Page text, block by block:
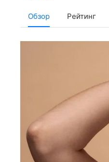
Обзор Рейтинг